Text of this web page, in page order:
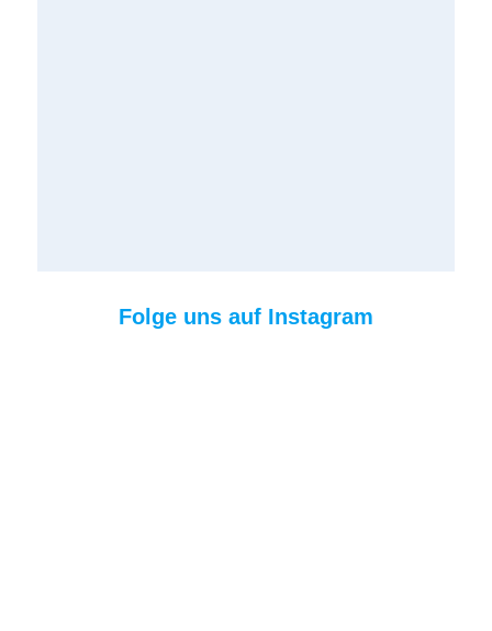
Folge uns auf Instagram